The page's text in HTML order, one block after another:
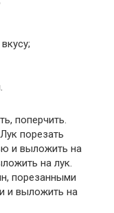
поперчить.
порезать
и выложить на
на лук.
порезанными
и выложить на